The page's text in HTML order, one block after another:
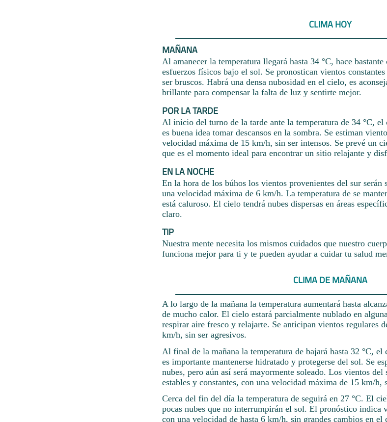
CLIMA HOY
MAÑANA
Al amanecer la temperatura llegará hasta 34 °C, hace
esfuerzos físicos bajo el sol. Se pronostican vientos
ser bruscos. Habrá una densa nubosidad en el cielo, es
brillante para compensar la falta de luz y sentirte mejor.
POR LA TARDE
Al inicio del turno de la tarde ante la temperatura de 34 °C, el
es buena idea tomar descansos en la sombra. Se estiman
velocidad máxima de 15 km/h, sin ser intensos. Se prevé un
que es el momento ideal para encontrar un sitio relajante y
EN LA NOCHE
En la hora de los búhos los vientos provenientes del sur serán
una velocidad máxima de 6 km/h. La temperatura de se
está caluroso. El cielo tendrá nubes dispersas en áreas
claro.
TIP
Nuestra mente necesita los mismos cuidados que nuestro
funciona mejor para ti y te pueden ayudar a cuidar tu salud
CLIMA DE MAÑANA
A lo largo de la mañana la temperatura aumentará hasta
de mucho calor. El cielo estará parcialmente nublado en
respirar aire fresco y relajarte. Se anticipan vientos regulares
km/h, sin ser agresivos.
Al final de la mañana la temperatura de bajará hasta 32 °C, el
es importante mantenerse hidratado y protegerse del sol. Se
nubes, pero aún así será mayormente soleado. Los vientos del
estables y constantes, con una velocidad máxima de 15 km/h,
Cerca del fin del día la temperatura de seguirá en 27 °C. El
pocas nubes que no interrumpirán el sol. El pronóstico indica
con una velocidad de hasta 6 km/h, sin grandes cambios en el